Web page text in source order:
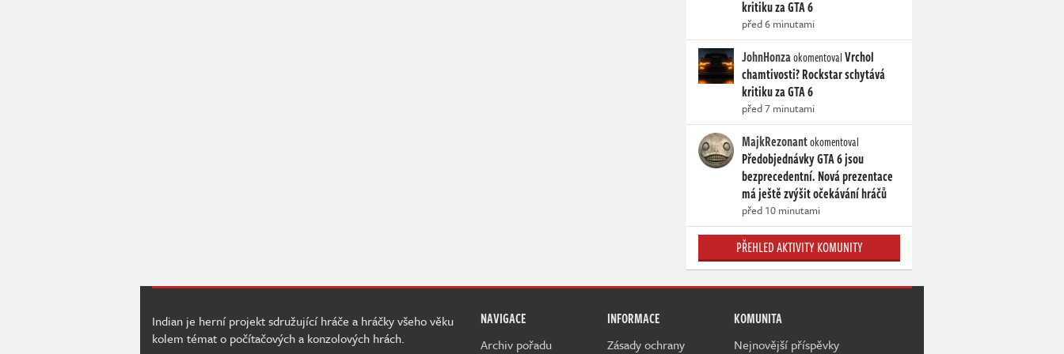
kritiku za GTA 6
před 6 minutami
JohnHonzaokomentovalVrchol
chamtivosti? Rockstar schytává
kritiku za GTA 6
před 7 minutami
MajkRezonantokomentoval
Předobjednávky GTA 6 jsou
bezprecedentní. Nová prezentace
má ještě zvýšit očekávání hráčů
před 10 minutami
PŘEHLED AKTIVITY KOMUNITY
NAVIGACE
Archiv pořadu
INFORMACE
Zásady ochrany
KOMUNITA
Nejnovější příspěvky
Indian je herní projekt sdružující hráče a hráčky všeho věku
kolem témat o počítačových a konzolových hrách.